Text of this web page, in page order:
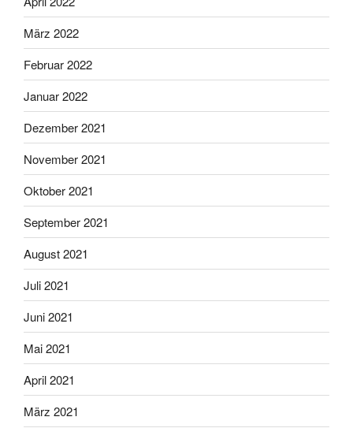
März 2022
Februar 2022
Januar 2022
Dezember 2021
November 2021
Oktober 2021
September 2021
August 2021
Juli 2021
Juni 2021
Mai 2021
April 2021
März 2021